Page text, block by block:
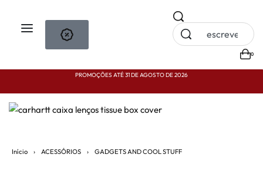
0
PROMOÇÕES ATÉ 31 DE AGOSTO DE 2026
Início › ACESSÓRIOS › GADGETS AND COOL STUFF